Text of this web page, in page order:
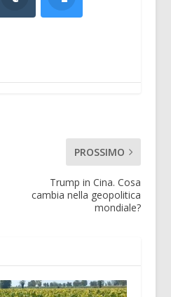
PROSSIMO
Trump in Cina. Cosa
cambia nella geopolitica
mondiale?